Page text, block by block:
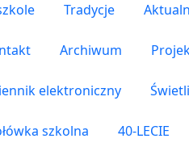
Tradycje
Archiwum
elektroniczny
szkolna 40-LECIE